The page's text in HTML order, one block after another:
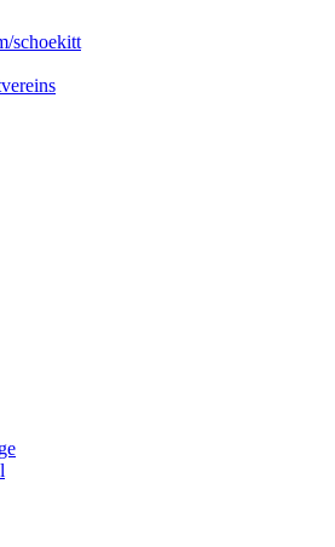
schoekitt